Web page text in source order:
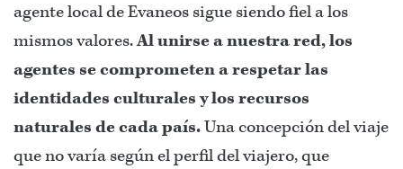
agente local de Evaneos sigue siendo fiel a los
mismos valores.Al unirse a nuestra red, los
agentes se comprometen a respetar las
identidades culturales y los recursos
naturales de cada país.Una concepción del viaje
que no varía según el perfil del viajero, que